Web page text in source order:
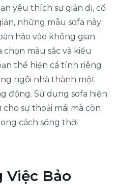
yêu thích sự giản dị, cổ
những mẫu sofa này
hảo vào không gian
chọn màu sắc và kiểu
thể hiện cá tính riêng
ngôi nhà thành một
động. Sử dụng sofa hiện
sự thoải mái mà còn
cách sống thời
Việc Bảo